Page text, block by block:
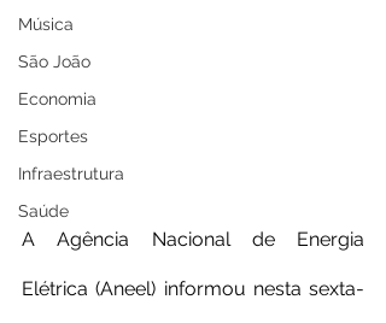
Música
São João
Economia
Esportes
Infraestrutura
Saúde
A Agência Nacional de Energia
Elétrica (Aneel) informou nesta sexta-